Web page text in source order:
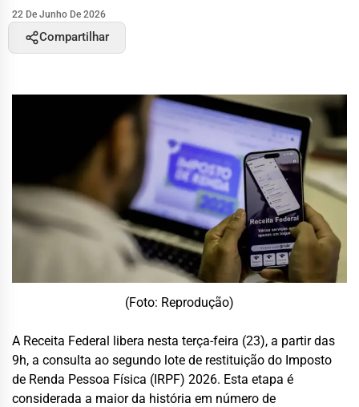
22 De Junho De 2026
Compartilhar
(Foto: Reprodução)
A Receita Federal libera nesta terça-feira (23), a partir das
9h, a consulta ao segundo lote de restituição do Imposto
de Renda Pessoa Física (IRPF) 2026. Esta etapa é
considerada a maior da história em número de